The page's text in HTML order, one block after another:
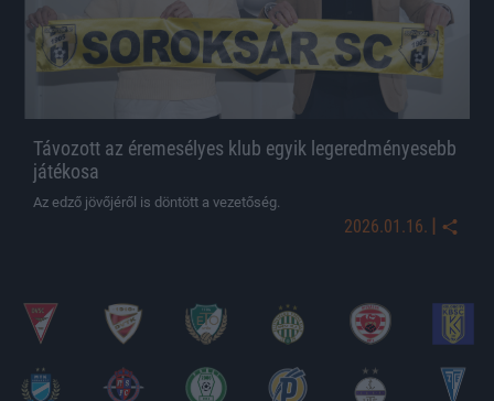
Távozott az éremesélyes klub egyik legeredményesebb
játékosa
Az edző jövőjéről is döntött a vezetőség.
2026.01.16. |